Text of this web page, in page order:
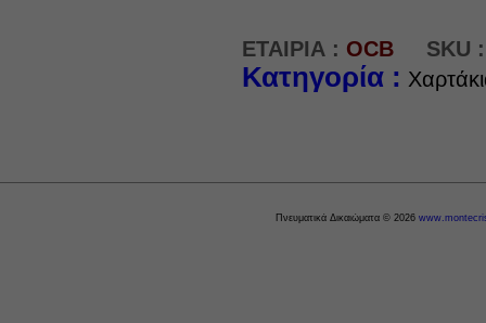
ΕΤΑΙΡΙΑ : OCB SKU :
Κατηγορία :
Πνευματικά Δικαιώματα © 2026